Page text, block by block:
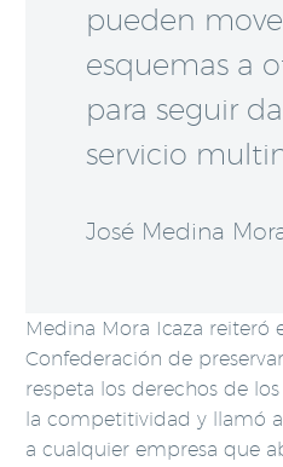
pueden
esquemas a
para seguir
servicio
José Medina
Medina Mora Icaza reiteró
Confederación de
respeta los derechos de
la competitividad y llamó
a cualquier empresa que